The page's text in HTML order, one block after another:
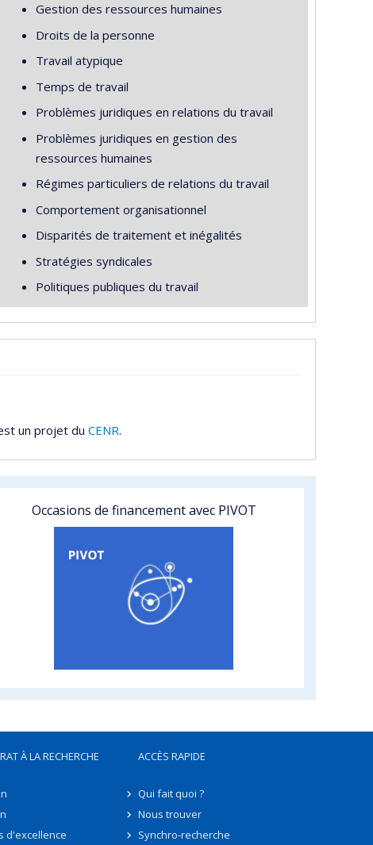
Gestion des ressources humaines
Droits de la personne
Travail atypique
Temps de travail
Problèmes juridiques en relations du travail
Problèmes juridiques en gestion des
ressources humaines
Régimes particuliers de relations du travail
Comportement organisationnel
Disparités de traitement et inégalités
Stratégies syndicales
Politiques publiques du travail
un projet du CENR.
Occasions de financement avec PIVOT
À LA RECHERCHE
d'excellence
ACCÈS RAPIDE
Qui fait quoi ?
Nous trouver
Synchro-recherche